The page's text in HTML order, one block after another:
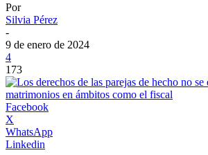
Por
Silvia Pérez
-
9 de enero de 2024
4
173
Facebook
X
WhatsApp
Linkedin